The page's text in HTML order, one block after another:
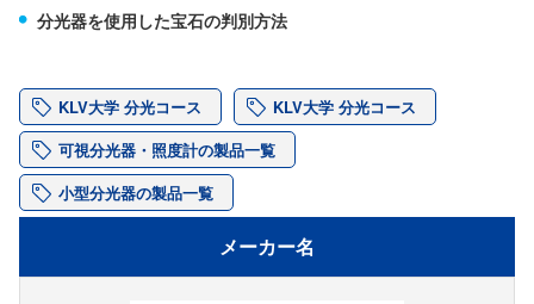
分光器を使用した宝石の判別方法
KLV大学 分光コース
KLV大学 分光コース
可視分光器・照度計の製品一覧
小型分光器の製品一覧
メーカー名